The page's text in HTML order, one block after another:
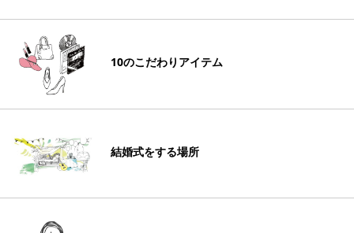
10のこだわりアイテム
結婚式をする場所